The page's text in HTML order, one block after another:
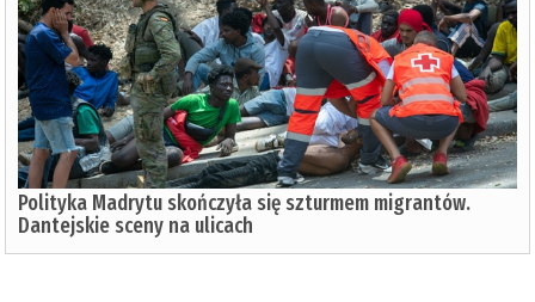
Polityka Madrytu skończyła się szturmem migrantów.
Dantejskie sceny na ulicach